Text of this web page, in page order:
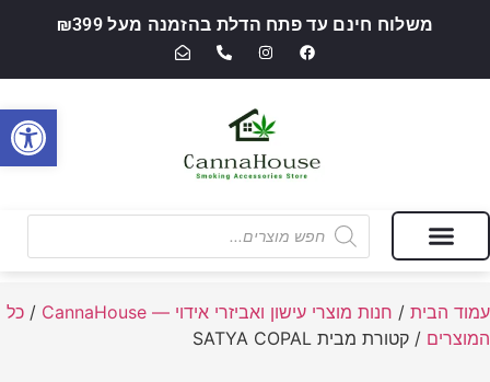
משלוח חינם עד פתח הדלת בהזמנה מעל ₪399
עמוד הבית / חנות מוצרי עישון ואביזרי אידוי — CannaHouse / כל
המוצרים / קטורת מבית SATYA COPAL
פתח